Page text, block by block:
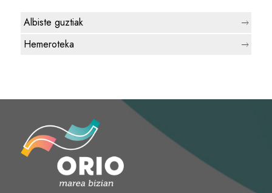
Albiste guztiak
Hemeroteka